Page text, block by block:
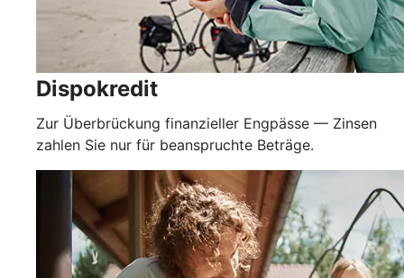
Dispokredit
Zur Überbrückung finanzieller Engpässe — Zinsen
zahlen Sie nur für beanspruchte Beträge.